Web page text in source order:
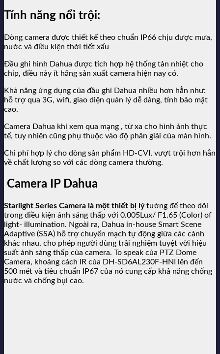
Tính năng nổi trội:
Dòng camera được thiết kế theo chuẩn IP66 chịu được mưa,
nước và điều kiện thời tiết xấu
Đầu ghi hình Dahua được tích hợp hệ thống tản nhiệt cho
chip, điều này ít hãng sản xuất camera hiện nay có.
Khả năng ứng dụng của đầu ghi Dahua nhiều hơn hẳn như:
hỗ trợ qua 3G, wifi, giao diện quản lý dễ dàng, tính bảo mật
cao.
Camera Dahua khi xem qua mạng , từ xa cho hình ảnh thực
tế, tuy nhiên cũng phụ thuộc vào độ phân giải của màn hình.
Chi phí hợp lý cho dòng sản phẩm HD-CVI, vượt trội hơn hẳn
về chất lượng so với các dòng camera thường.
Camera IP Dahua
Starlight Series Camera là một thiết bị lýtưởng để theo dõi
trong điều kiện ánh sáng thấp với 0.005Lux/ F1.65 (Color) of
light- illumination. Ngoài ra, Dahua in-house Smart Scene
Adaptive (SSA) hỗ trợ chuyển mạch tự động giữa các cảnh
khác nhau, cho phép người dùng trải nghiệm tuyệt vời hiệu
suất ánh sáng thấp của camera. To speak của PTZ Dome
Camera, khoảng cách IR của DH-SD6AL230F-HNI lên đến
500 mét và tiêu chuẩn IP67 của nó cung cấp khả năng chống
nước và chống bụi cao.